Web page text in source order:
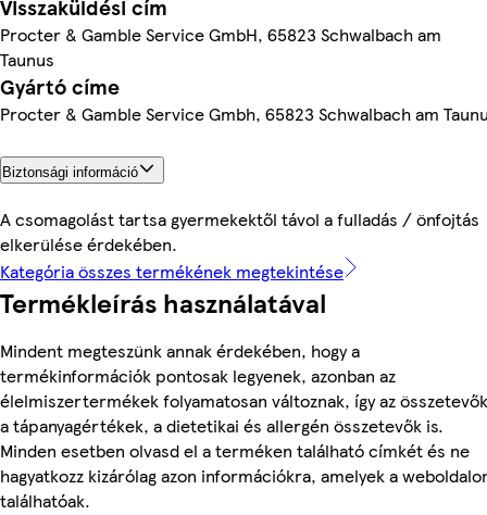
Visszaküldési cím
Procter & Gamble Service GmbH, 65823 Schwalbach am
Taunus
Gyártó címe
Procter & Gamble Service Gmbh, 65823 Schwalbach am
Biztonsági információ
A csomagolást tartsa gyermekektől távol a fulladás / önfojtás
elkerülése érdekében.
Kategória összes termékének megtekintése
Termékleírás használatával
Mindent megteszünk annak érdekében, hogy a
termékinformációk pontosak legyenek, azonban az
élelmiszertermékek folyamatosan változnak, így az
a tápanyagértékek, a dietetikai és allergén összetevők is.
Minden esetben olvasd el a terméken található címkét és ne
hagyatkozz kizárólag azon információkra, amelyek a
találhatóak.